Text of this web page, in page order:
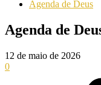
Agenda de Deus
Agenda de
12 de maio de 2026
0